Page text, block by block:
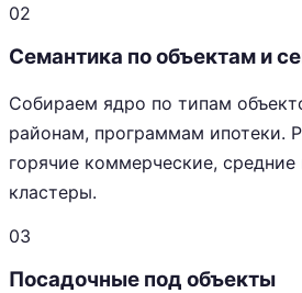
02
Семантика по объектам и
Собираем ядро по типам
районам, программам ипотеки.
горячие коммерческие,
кластеры.
03
Посадочные под объекты